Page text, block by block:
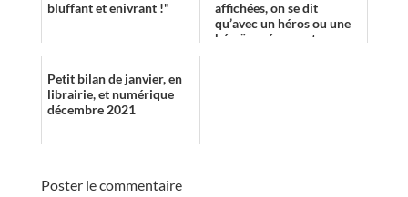
bluffant et enivrant !"
affichées, on se dit
qu’avec un héros ou une
héroïne récurrente,
Petit bilan de janvier, en
librairie, et numérique
décembre 2021
Poster le commentaire